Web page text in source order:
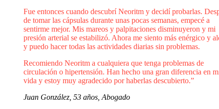
Fue entonces cuando descubrí Neoritm y decidí probarlas.
de tomar las cápsulas durante unas pocas semanas, empecé a
sentirme mejor. Mis mareos y palpitaciones disminuyeron y mi
presión arterial se estabilizó. Ahora me siento más enérgico y
y puedo hacer todas las actividades diarias sin problemas.
Recomiendo Neoritm a cualquiera que tenga problemas de
circulación o hipertensión. Han hecho una gran diferencia en
vida y estoy muy agradecido por haberlas descubierto.”
Juan González, 53 años, Abogado